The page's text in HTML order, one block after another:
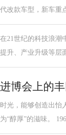
代改款车型，新车重
在21世纪的科技浪潮
提升、产业升级等层
进博会上的
时光，能够创造出怡
为“醇厚”的滋味。